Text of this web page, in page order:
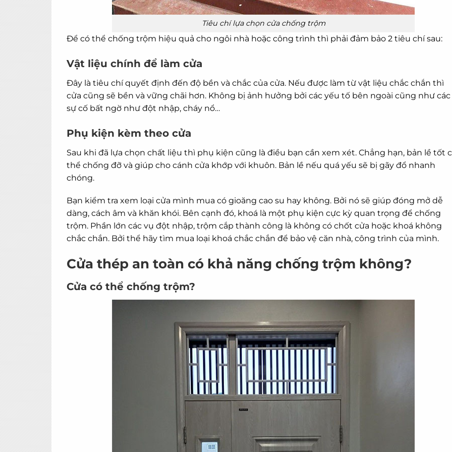
Tiêu chí lựa chọn cửa chống trộm
Để có thể chống trộm hiệu quả cho ngôi nhà hoặc công trình thì phải đảm bảo 2 tiêu chí sau:
Vật liệu chính để làm cửa
Đây là tiêu chí quyết định đến độ bền và chắc của cửa. Nếu được làm từ vật liệu chắc chắn thì
cửa cũng sẽ bền và vững chãi hơn. Không bị ảnh hưởng bởi các yếu tố bên ngoài cũng như các
sự cố bất ngờ như đột nhập, cháy nổ…
Phụ kiện kèm theo cửa
Sau khi đã lựa chọn chất liệu thì phụ kiện cũng là điều bạn cần xem xét. Chẳng hạn, bản lề tốt
thể chống đỡ và giúp cho cánh cửa khớp với khuôn. Bản lề nếu quá yếu sẽ bị gãy đổ nhanh
chóng.
Bạn kiểm tra xem loại cửa mình mua có gioăng cao su hay không. Bởi nó sẽ giúp đóng mở dễ
dàng, cách âm và khăn khói. Bên cạnh đó, khoá là một phụ kiện cực kỳ quan trọng để chống
trộm. Phần lớn các vụ đột nhập, trộm cắp thành công là không có chốt cửa hoặc khoá không
chắc chắn. Bởi thể hãy tìm mua loại khoá chắc chắn để bảo vệ căn nhà, công trình của mình.
Cửa thép an toàn có khả năng chống trộm không?
Cửa có thể chống trộm?